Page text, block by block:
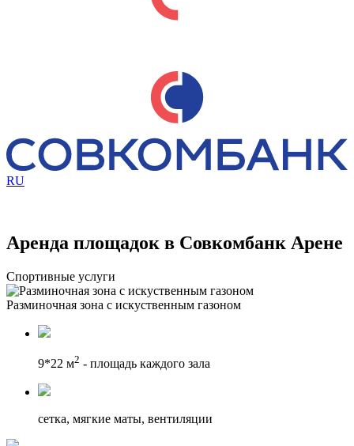
RU
Аренда площадок в Совкомбанк Арене
Спортивные услуги
Разминочная зона с искуственным газоном
9*22 м2 - площадь каждого зала
cетка, мягкие маты, вентиляции